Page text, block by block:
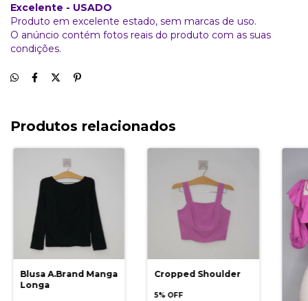
Excelente - USADO
Produto em excelente estado, sem marcas de uso.
O anúncio contém fotos reais do produto com as suas
condições.
Produtos relacionados
Blusa A.Brand Manga
Longa
Cropped Shoulder
5% OFF